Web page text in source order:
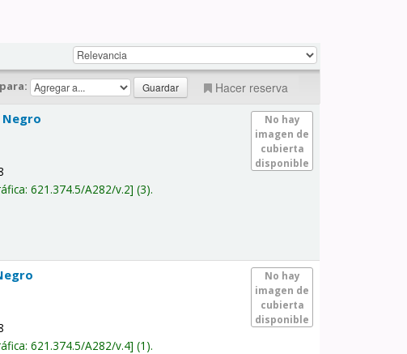
Hacer reserva
No hay
imagen de
cubierta
disponible
Negro
621.374.5/A282/v.2 (3).
No hay
imagen de
cubierta
disponible
621.374.5/A282/v.4 (1).